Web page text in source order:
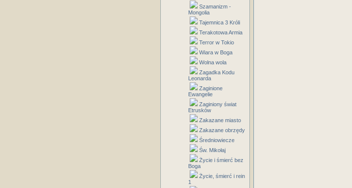
Szamanizm -
Mongolia
Tajemnica 3 Króli
Terakotowa Armia
Terror w Tokio
Wiara w Boga
Wolna wola
Zagadka Kodu
Leonarda
Zaginione
Ewangelie
Zaginiony świat
Etrusków
Zakazane miasto
Zakazane obrzędy
Średniowiecze
Św. Mikołaj
Życie i śmierć bez
Boga
Życie, śmierć i rein
1